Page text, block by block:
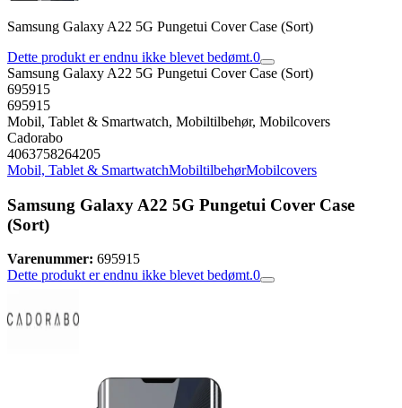
Samsung Galaxy A22 5G Pungetui Cover Case (Sort)
Dette produkt er endnu ikke blevet bedømt.0
Samsung Galaxy A22 5G Pungetui Cover Case (Sort)
695915
695915
Mobil, Tablet & Smartwatch, Mobiltilbehør, Mobilcovers
Cadorabo
4063758264205
Mobil, Tablet & SmartwatchMobiltilbehørMobilcovers
Samsung Galaxy A22 5G Pungetui Cover Case
(Sort)
Varenummer: 695915
Dette produkt er endnu ikke blevet bedømt.0